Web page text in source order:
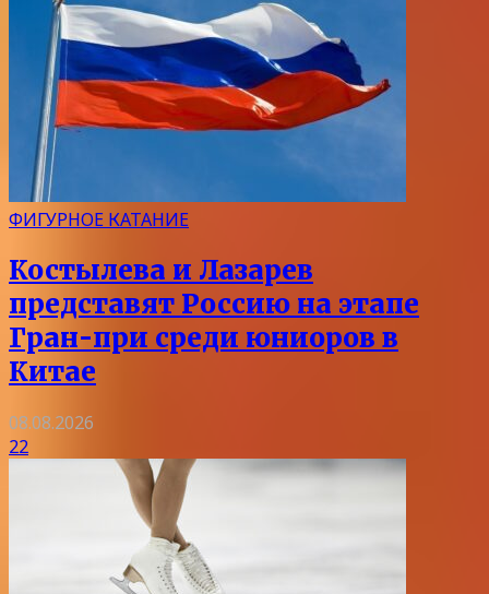
ФИГУРНОЕ КАТАНИЕ
Костылева и Лазарев
представят Россию на этапе
Гран-при среди юниоров в
Китае
08.08.2026
22